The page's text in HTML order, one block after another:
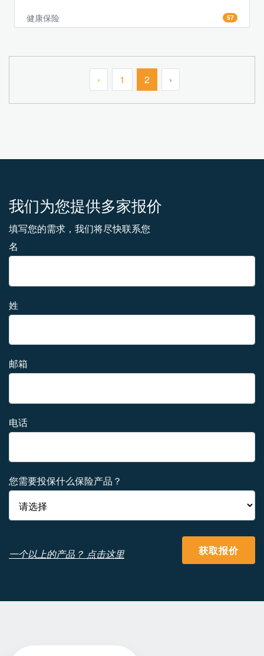
健康保险 57
‹ 1 2 ›
我们为您提供多家报价
填写您的需求，我们将尽快联系您
名
姓
邮箱
电话
您需要投保什么保险产品？
一个以上的产品？ 点击这里 获取报价